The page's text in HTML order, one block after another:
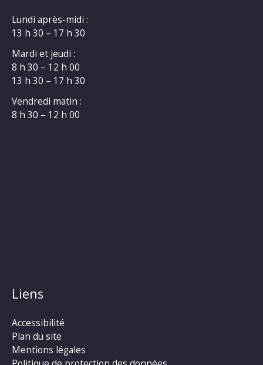
Lundi après-midi :
13 h 30 – 17 h 30
Mardi et jeudi :
8 h 30 – 12 h 00
13 h 30 – 17 h 30
Vendredi matin :
8 h 30 – 12 h 00
Liens
Accessibilité
Plan du site
Mentions légales